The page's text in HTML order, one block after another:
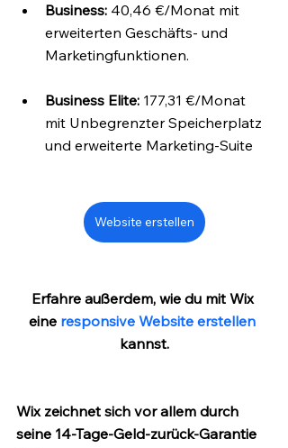
Business: 40,46 €/Monat mit
erweiterten Geschäfts- und
Marketingfunktionen.
Business Elite: 177,31 €/Monat
mit Unbegrenzter Speicherplatz
und erweiterte Marketing-Suite
Website erstellen
Erfahre außerdem, wie du mit Wix
eine responsive Website erstellen
kannst.
Wix zeichnet sich vor allem durch
seine 14-Tage-Geld-zurück-Garantie